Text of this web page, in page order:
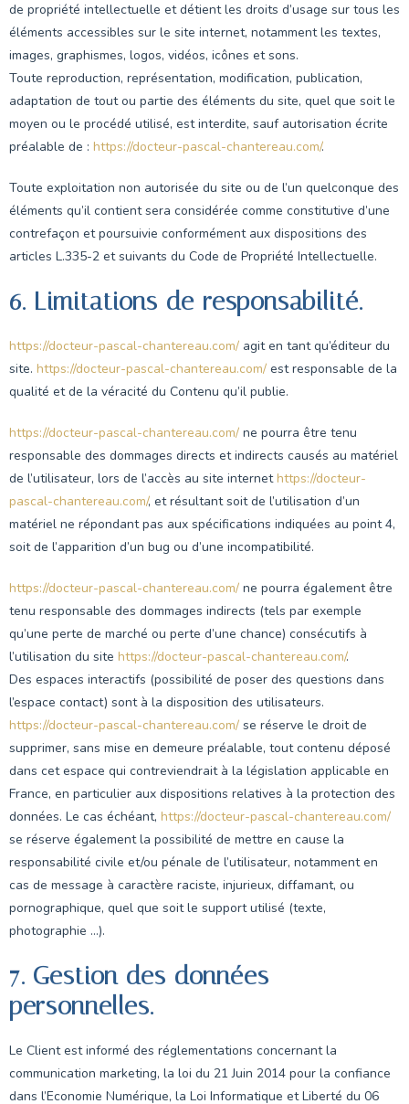
de propriété intellectuelle et détient les droits d’usage sur tous les
éléments accessibles sur le site internet, notamment les textes,
images, graphismes, logos, vidéos, icônes et sons.
Toute reproduction, représentation, modification, publication,
adaptation de tout ou partie des éléments du site, quel que soit le
moyen ou le procédé utilisé, est interdite, sauf autorisation écrite
préalable de : https://docteur-pascal-chantereau.com/.
Toute exploitation non autorisée du site ou de l’un quelconque des
éléments qu’il contient sera considérée comme constitutive d’une
contrefaçon et poursuivie conformément aux dispositions des
articles L.335-2 et suivants du Code de Propriété Intellectuelle.
6. Limitations de responsabilité.
https://docteur-pascal-chantereau.com/ agit en tant qu’éditeur du
site. https://docteur-pascal-chantereau.com/ est responsable de la
qualité et de la véracité du Contenu qu’il publie.
https://docteur-pascal-chantereau.com/ ne pourra être tenu
responsable des dommages directs et indirects causés au matériel
de l’utilisateur, lors de l’accès au site internethttps://docteur-
pascal-chantereau.com/, et résultant soit de l’utilisation d’un
matériel ne répondant pas aux spécifications indiquées au point 4,
soit de l’apparition d’un bug ou d’une incompatibilité.
https://docteur-pascal-chantereau.com/ ne pourra également être
tenu responsable des dommages indirects (tels par exemple
qu’une perte de marché ou perte d’une chance) consécutifs à
l’utilisation du site https://docteur-pascal-chantereau.com/.
Des espaces interactifs (possibilité de poser des questions dans
l’espace contact) sont à la disposition des utilisateurs.
https://docteur-pascal-chantereau.com/ se réserve le droit de
supprimer, sans mise en demeure préalable, tout contenu déposé
dans cet espace qui contreviendrait à la législation applicable en
France, en particulier aux dispositions relatives à la protection des
données. Le cas échéant, https://docteur-pascal-chantereau.com/
se réserve également la possibilité de mettre en cause la
responsabilité civile et/ou pénale de l’utilisateur, notamment en
cas de message à caractère raciste, injurieux, diffamant, ou
pornographique, quel que soit le support utilisé (texte,
photographie …).
7. Gestion des données
personnelles.
Le Client est informé des réglementations concernant la
communication marketing, la loi du 21 Juin 2014 pour la confiance
dans l’Economie Numérique, la Loi Informatique et Liberté du 06